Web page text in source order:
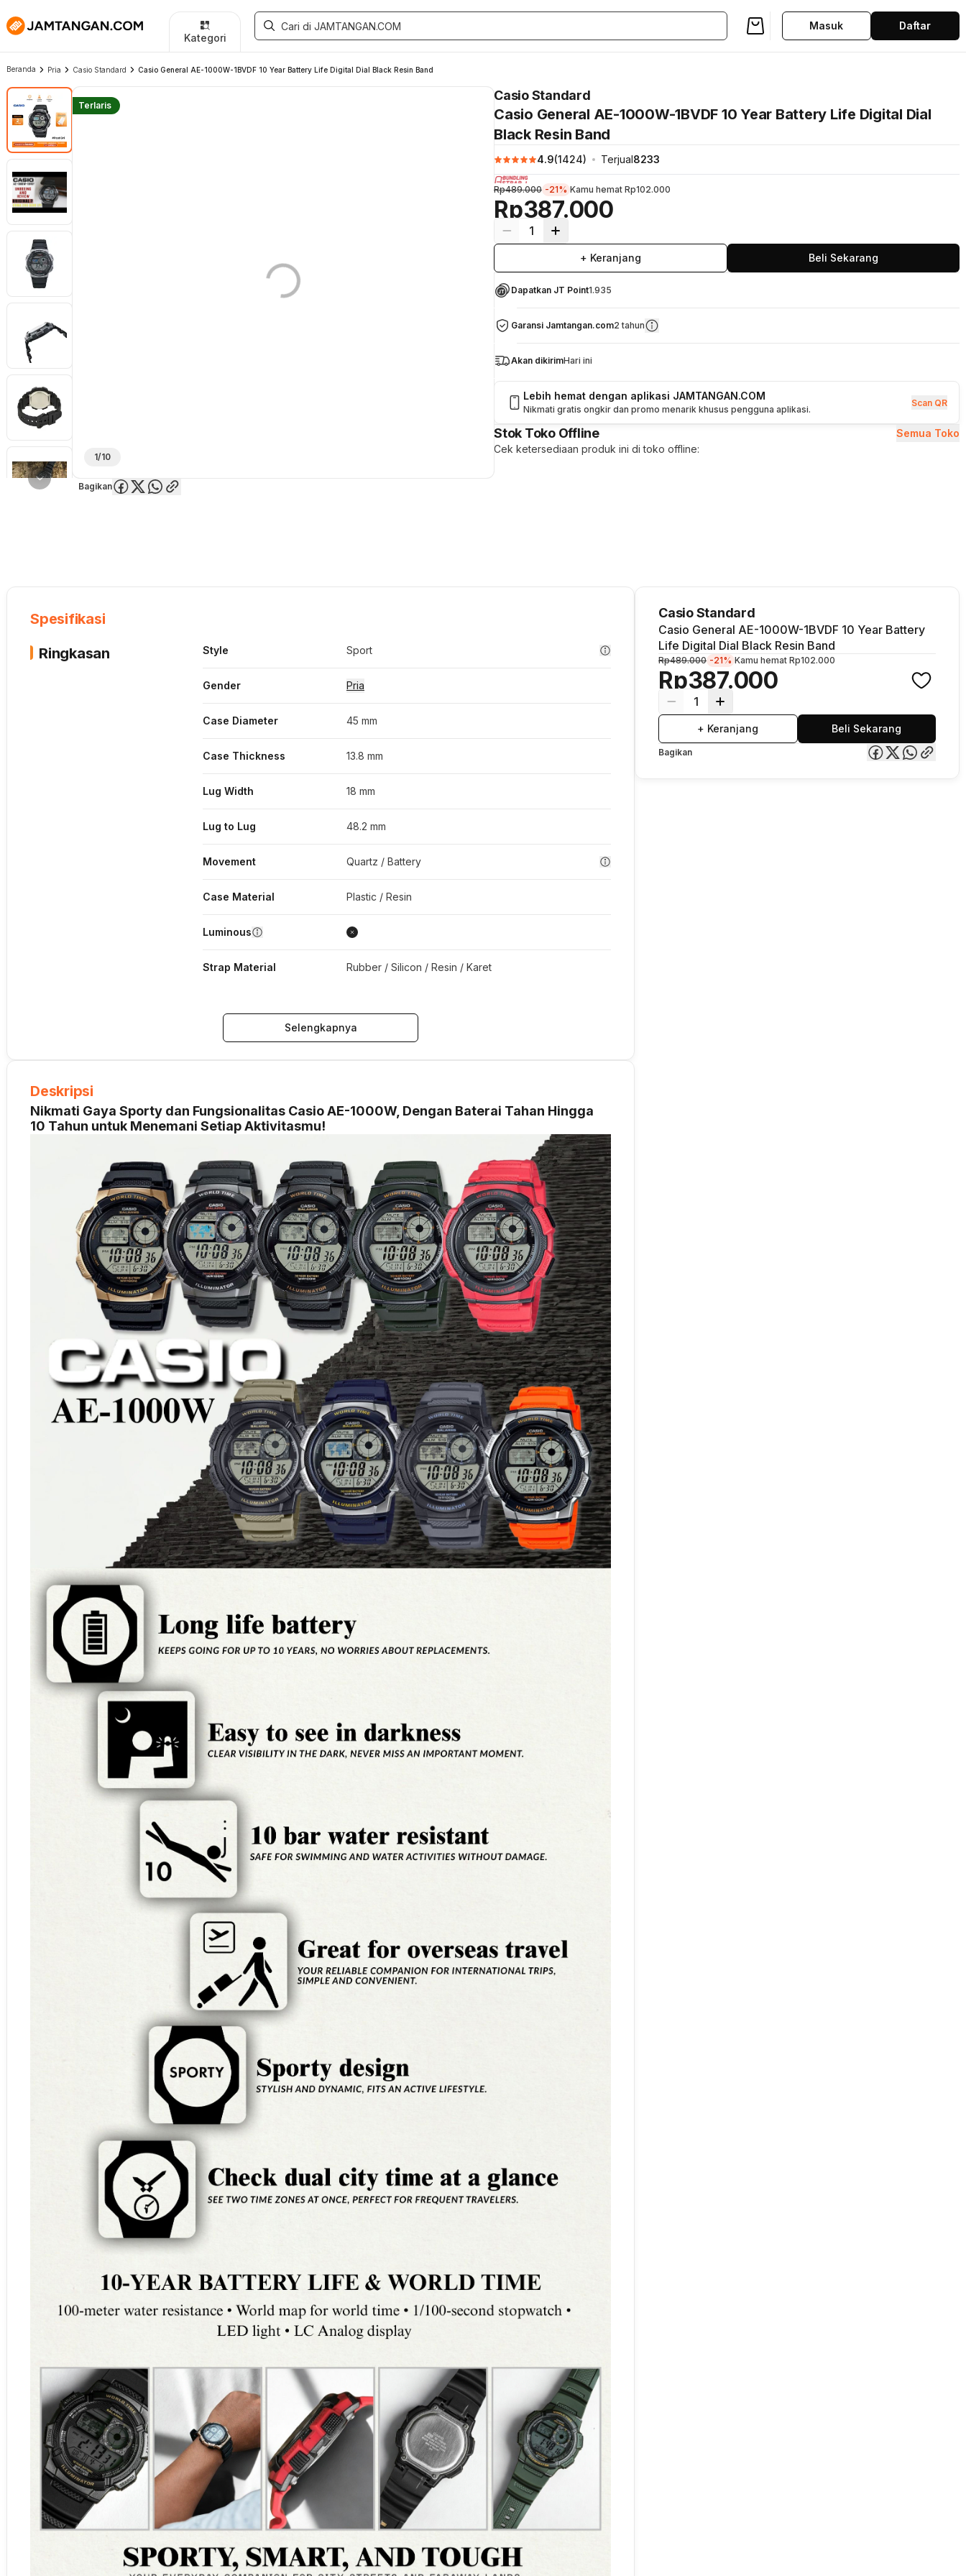
Kategori
Masuk Daftar
Beranda Pria Casio Standard Casio General AE-1000W-1BVDF 10 Year Battery Life Digital Dial Black Resin Band
Terlaris
1/10
Bagikan
Casio Standard
Casio General AE-1000W-1BVDF 10 Year Battery Life Digital Dial
Black Resin Band
4.9(1424) Terjual8233
Rp387.000
Rp489.000 -21% Kamu hemat Rp102.000
1
+ Keranjang Beli Sekarang
Dapatkan JT Point1.935
Garansi Jamtangan.com2 tahun
Akan dikirimHari ini
Lebih hemat dengan aplikasi JAMTANGAN.COM
Nikmati gratis ongkir dan promo menarik khusus pengguna aplikasi.
Scan QR
Stok Toko Offline
Semua Toko
Cek ketersediaan produk ini di toko offline:
Spesifikasi
Ringkasan
Style Sport
Gender Pria
Case Diameter 45 mm
Case Thickness 13.8 mm
Lug Width 18 mm
Lug to Lug 48.2 mm
Movement Quartz / Battery
Case Material Plastic / Resin
Luminous
Strap Material Rubber / Silicon / Resin / Karet
Selengkapnya
Deskripsi
Nikmati Gaya Sporty dan Fungsionalitas Casio AE-1000W, Dengan Baterai Tahan Hingga
10 Tahun untuk Menemani Setiap Aktivitasmu!
Casio Standard
Casio General AE-1000W-1BVDF 10 Year Battery
Life Digital Dial Black Resin Band
Rp387.000
Rp489.000 -21% Kamu hemat Rp102.000
1
+ Keranjang Beli Sekarang
Bagikan